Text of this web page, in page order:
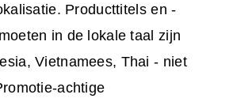
Producttitels en -
in de lokale taal zijn
Vietnamees, Thai - niet
achtige